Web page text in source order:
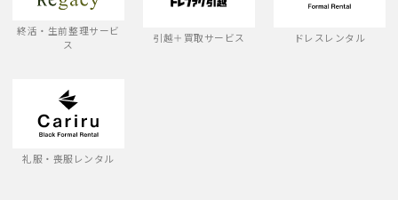
終活・生前整理サービ
ス
引越＋買取サービス ドレスレンタル
礼服・喪服レンタル